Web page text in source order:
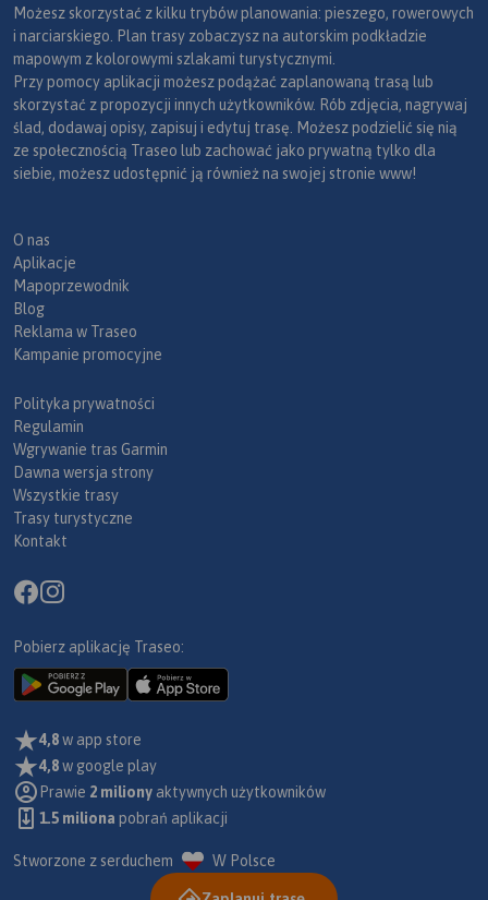
Możesz skorzystać z kilku trybów planowania: pieszego, rowerowych
i narciarskiego. Plan trasy zobaczysz na autorskim podkładzie
mapowym z kolorowymi szlakami turystycznymi.
Przy pomocy aplikacji możesz podążać zaplanowaną trasą lub
skorzystać z propozycji innych użytkowników. Rób zdjęcia, nagrywaj
ślad, dodawaj opisy, zapisuj i edytuj trasę. Możesz podzielić się nią
ze społecznością Traseo lub zachować jako prywatną tylko dla
siebie, możesz udostępnić ją również na swojej stronie www!
O nas
Aplikacje
Mapoprzewodnik
Blog
Reklama w Traseo
Kampanie promocyjne
Polityka prywatności
Regulamin
Wgrywanie tras Garmin
Dawna wersja strony
Wszystkie trasy
Trasy turystyczne
Kontakt
Pobierz aplikację Traseo:
4,8w app store
4,8w google play
Prawie 2 miliony aktywnych użytkowników
1.5 miliona pobrań aplikacji
Stworzone z serduchem W Polsce